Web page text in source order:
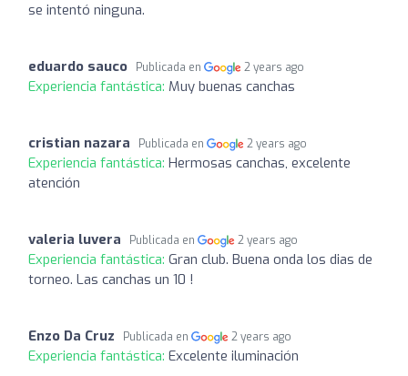
se intentó ninguna.
eduardo sauco Publicada en 2 years ago
Experiencia fantástica: Muy buenas canchas
cristian nazara Publicada en 2 years ago
Experiencia fantástica: Hermosas canchas, excelente
atención
valeria luvera Publicada en 2 years ago
Experiencia fantástica: Gran club. Buena onda los dias de
torneo. Las canchas un 10 !
Enzo Da Cruz Publicada en 2 years ago
Experiencia fantástica: Excelente iluminación